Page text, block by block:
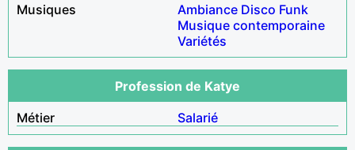
Musiques
Ambiance Disco Funk
Musique contemporaine
Variétés
Profession de Katye
Métier
Salarié